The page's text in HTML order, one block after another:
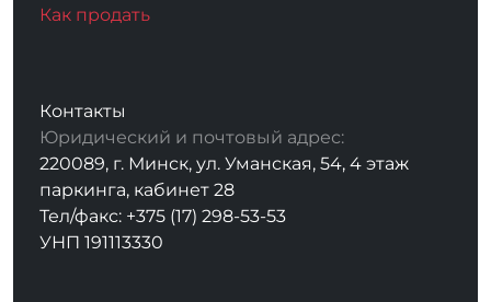
Как продать
Контакты
Юридический и почтовый адрес:
220089, г. Минск, ул. Уманская, 54, 4 этаж
паркинга, кабинет 28
Тел/факс: +375 (17) 298-53-53
УНП 191113330